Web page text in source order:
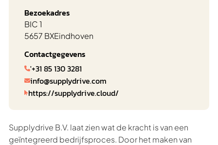
Bezoekadres
BIC 1
5657 BXEindhoven
Contactgegevens
'+31 85 130 3281
info@supplydrive.com
https://supplydrive.cloud/
Supplydrive B.V. laat zien wat de kracht is van een
geïntegreerd bedrijfsproces. Door het maken van